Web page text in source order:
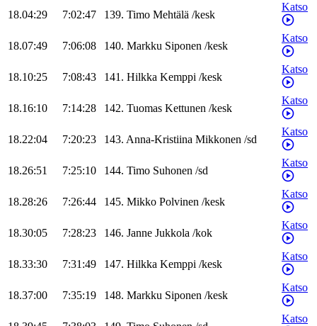
18.04:29 7:02:47 139. Timo Mehtälä /kesk
Katso
18.07:49 7:06:08 140. Markku Siponen /kesk
Katso
18.10:25 7:08:43 141. Hilkka Kemppi /kesk
Katso
18.16:10 7:14:28 142. Tuomas Kettunen /kesk
Katso
18.22:04 7:20:23 143. Anna-Kristiina Mikkonen /sd
Katso
18.26:51 7:25:10 144. Timo Suhonen /sd
Katso
18.28:26 7:26:44 145. Mikko Polvinen /kesk
Katso
18.30:05 7:28:23 146. Janne Jukkola /kok
Katso
18.33:30 7:31:49 147. Hilkka Kemppi /kesk
Katso
18.37:00 7:35:19 148. Markku Siponen /kesk
Katso
Katso